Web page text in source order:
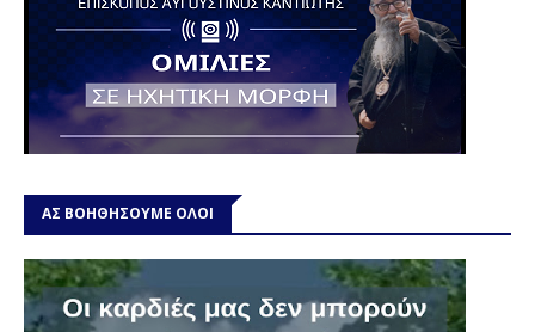
ΑΣ ΒΟΗΘΗΣΟΥΜΕ ΟΛΟΙ